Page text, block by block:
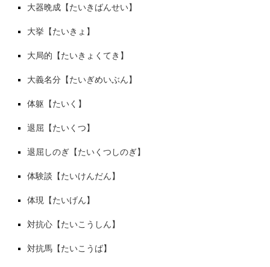
大器晩成【たいきばんせい】
大挙【たいきょ】
大局的【たいきょくてき】
大義名分【たいぎめいぶん】
体躯【たいく】
退屈【たいくつ】
退屈しのぎ【たいくつしのぎ】
体験談【たいけんだん】
体現【たいげん】
対抗心【たいこうしん】
対抗馬【たいこうば】